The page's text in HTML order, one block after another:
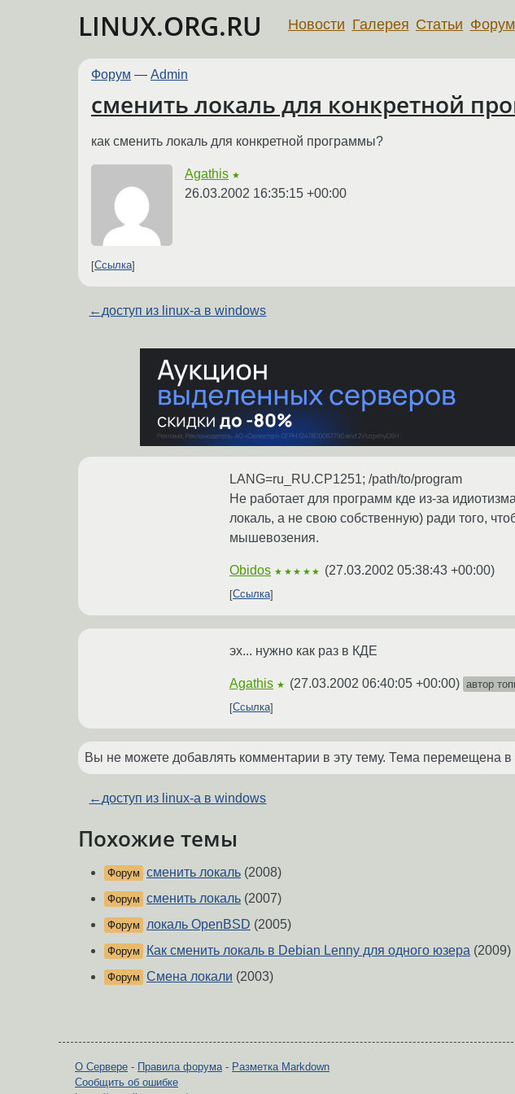
LINUX.ORG.RU Новости Галерея Статьи Форум
Форум — Admin
сменить локаль для конкретной
как сменить локаль для конкретной программы?
Agathis ★
26.03.2002 16:35:15 +00:00
Ссылка
← доступ из linux-a в windows
LANG=ru_RU.CP1251; /path/to/program
Не работает для программ кде из-за
локаль, а не свою собственную) ради того,
мышевозения.
Obidos ★★★★★ (27.03.2002 05:38:43 +00:00)
Ссылка
эх... нужно как раз в КДЕ
Agathis ★ (27.03.2002 06:40:05 +00:00) автор
Ссылка
Вы не можете добавлять комментарии в эту тему. Тема перемещена в
← доступ из linux-a в windows
Похожие темы
Форум сменить локаль (2008)
Форум сменить локаль (2007)
Форум локаль OpenBSD (2005)
Форум Как сменить локаль в Debian Lenny для одного юзера (2009)
Форум Смена локали (2003)
О Сервере - Правила форума- Разметка Markdown
Сообщить об ошибке